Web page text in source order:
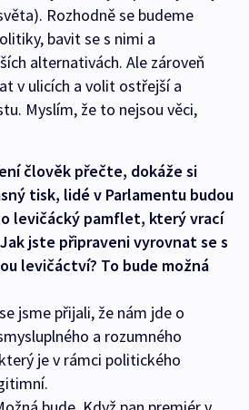
Rozhodně se budeme
bavit se s nimi a
alternativách. Ale zároveň
v ulicích a volit ostřejší a
Myslím, že to nejsou věci,
člověk přečte, dokáže si
tisk, lidé v Parlamentu budou
levičácký pamflet, který vrací
jste připraveni vyrovnat se s
levičáctví? To bude možná
jsme přijali, že nám jde o
a rozumného
je v rámci politického